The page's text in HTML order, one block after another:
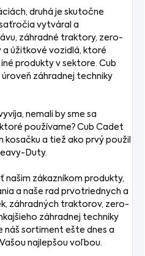
druhá je skutočne
vytváral a
záhradné traktory, zero-
a úžitkové vozidlá, ktoré
produkty v sektore. Cub
záhradnej techniky
nemali by sme sa
používame? Cub Cadet
a tiež ako prvý použil
Duty.
našim zákazníkom produkty,
a naše rad prvotriednych a
záhradných traktorov, zero-
záhradnej techniky
náš sortiment ešte dnes a
najlepšou voľbou.